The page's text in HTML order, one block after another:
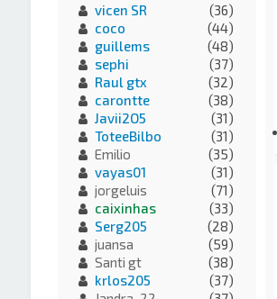
vicen SR
(36)
coco
(44)
guillems
(48)
sephi
(37)
Raul gtx
(32)
carontte
(38)
Javii2O5
(31)
ToteeBilbo
(31)
Emilio
(35)
vayas01
(31)
jorgeluis
(71)
caixinhas
(33)
Serg205
(28)
juansa
(59)
Santi gt
(38)
krlos205
(37)